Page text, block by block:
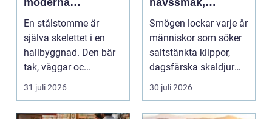
hallbyggnader
En stålstomme är
själva skelettet i en
hallbyggnad. Den bär
tak, väggar oc...
31 juli 2026
småskalighet och
personligt urval
Smögen lockar varje år
människor som söker
saltstänkta klippor,
dagsfärska skaldjur
och genuina smak...
30 juli 2026